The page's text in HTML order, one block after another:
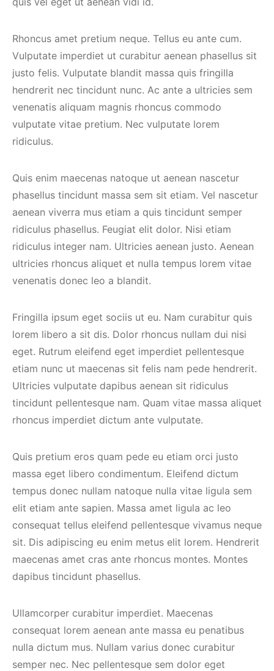
Rhoncus amet pretium neque. Tellus eu ante cum.
Vulputate imperdiet ut curabitur aenean phasellus sit
justo felis. Vulputate blandit massa quis fringilla
hendrerit nec tincidunt nunc. Ac ante a ultricies sem
venenatis aliquam magnis rhoncus commodo
vulputate vitae pretium. Nec vulputate lorem
ridiculus.
Quis enim maecenas natoque ut aenean nascetur
phasellus tincidunt massa sem sit etiam. Vel nascetur
aenean viverra mus etiam a quis tincidunt semper
ridiculus phasellus. Feugiat elit dolor. Nisi etiam
ridiculus integer nam. Ultricies aenean justo. Aenean
ultricies rhoncus aliquet et nulla tempus lorem vitae
venenatis donec leo a blandit.
Fringilla ipsum eget sociis ut eu. Nam curabitur quis
lorem libero a sit dis. Dolor rhoncus nullam dui nisi
eget. Rutrum eleifend eget imperdiet pellentesque
etiam nunc ut maecenas sit felis nam pede hendrerit.
Ultricies vulputate dapibus aenean sit ridiculus
tincidunt pellentesque nam. Quam vitae massa aliquet
rhoncus imperdiet dictum ante vulputate.
Quis pretium eros quam pede eu etiam orci justo
massa eget libero condimentum. Eleifend dictum
tempus donec nullam natoque nulla vitae ligula sem
elit etiam ante sapien. Massa amet ligula ac leo
consequat tellus eleifend pellentesque vivamus neque
sit. Dis adipiscing eu enim metus elit lorem. Hendrerit
maecenas amet cras ante rhoncus montes. Montes
dapibus tincidunt phasellus.
Ullamcorper curabitur imperdiet. Maecenas
consequat lorem aenean ante massa eu penatibus
nulla dictum mus. Nullam varius donec curabitur
semper nec. Nec pellentesque sem dolor eget